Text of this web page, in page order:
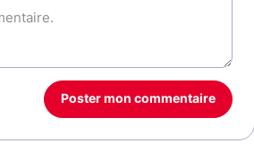
Poster mon commentaire